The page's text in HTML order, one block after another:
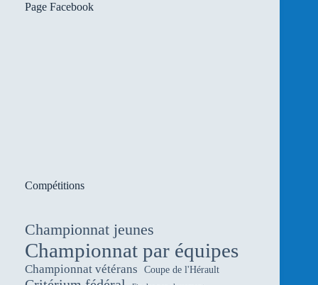
Page Facebook
Compétitions
Championnat jeunes
Championnat par équipes
Championnat vétérans Coupe de l'Hérault